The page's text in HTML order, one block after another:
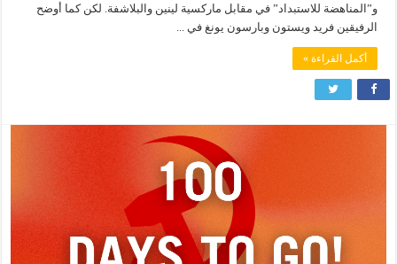
و”المناهضة للاستبداد” في مقابل ماركسية لينين والبلاشفة. لكن كما أوضح
الرفيقين فريد ويستون وبارسون يونغ في ...
أكمل القراءة »